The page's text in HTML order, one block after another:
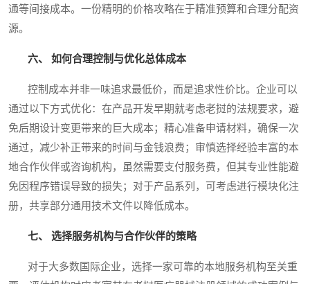
通等间接成本。一份精明的价格攻略在于精准预算和合理分配资
源。
六、 如何合理控制与优化总体成本
控制成本并非一味追求最低价，而是追求性价比。企业可以
通过以下方式优化：在产品开发早期就考虑老挝的法规要求，避
免后期设计变更带来的巨大成本；精心准备申请材料，确保一次
通过，减少补正带来的时间与金钱浪费；审慎选择经验丰富的本
地合作伙伴或咨询机构，虽然需要支付服务费，但其专业性能避
免因程序错误导致的损失；对于产品系列，可考虑进行模块化注
册，共享部分通用技术文件以降低成本。
七、 选择服务机构与合作伙伴的策略
对于大多数国际企业，选择一家可靠的本地服务机构至关重